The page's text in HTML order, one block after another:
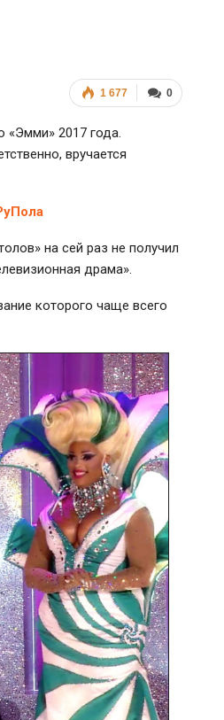
0
1 677
2017 года.
вручается
на сей раз не получил
драма».
которого чаще всего